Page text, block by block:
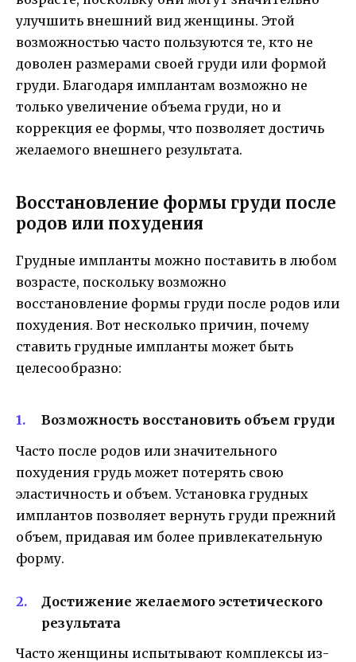
улучшить внешний вид женщины. Этой
возможностью часто пользуются те, кто не
доволен размерами своей груди или формой
груди. Благодаря имплантам возможно не
только увеличение объема груди, но и
коррекция ее формы, что позволяет достичь
желаемого внешнего результата.
Восстановление формы груди после
родов или похудения
Грудные импланты можно поставить в любом
возрасте, поскольку возможно
восстановление формы груди после родов или
похудения. Вот несколько причин, почему
ставить грудные импланты может быть
целесообразно:
Возможность восстановить объем груди
Часто после родов или значительного
похудения грудь может потерять свою
эластичность и объем. Установка грудных
имплантов позволяет вернуть груди прежний
объем, придавая им более привлекательную
форму.
Достижение желаемого эстетического
результата
Часто женщины испытывают комплексы из-